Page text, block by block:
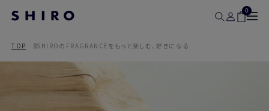
0
TOP SHIROのFRAGRANCEをもっと楽しむ、好きになる